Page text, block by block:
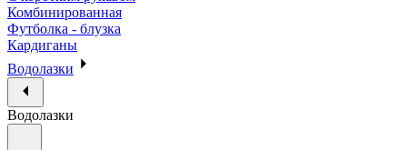
Комбинированная
Футболка - блузка
Кардиганы
Водолазки
Водолазки